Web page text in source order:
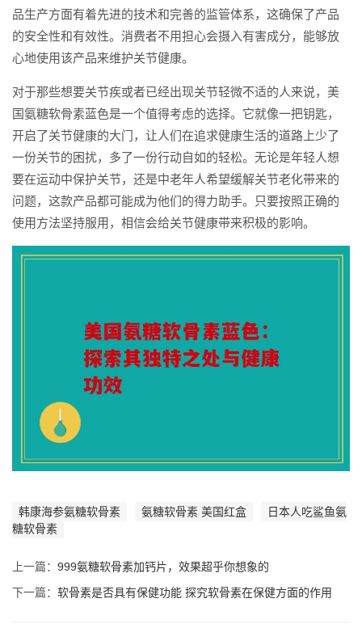
品生产方面有着先进的技术和完善的监管体系，这确保了产品
的安全性和有效性。消费者不用担心会摄入有害成分，能够放
心地使用该产品来维护关节健康。
对于那些想要关节疾或者已经出现关节轻微不适的人来说，美
国氨糖软骨素蓝色是一个值得考虑的选择。它就像一把钥匙，
开启了关节健康的大门，让人们在追求健康生活的道路上少了
一份关节的困扰，多了一份行动自如的轻松。无论是年轻人想
要在运动中保护关节，还是中老年人希望缓解关节老化带来的
问题，这款产品都可能成为他们的得力助手。只要按照正确的
使用方法坚持服用，相信会给关节健康带来积极的影响。
韩康海参氨糖软骨素 氨糖软骨素 美国红盒
日本人吃鲨鱼氨
糖软骨素
上一篇： 999氨糖软骨素加钙片，效果超乎你想象的
下一篇： 软骨素是否具有保健功能 探究软骨素在保健方面的作用